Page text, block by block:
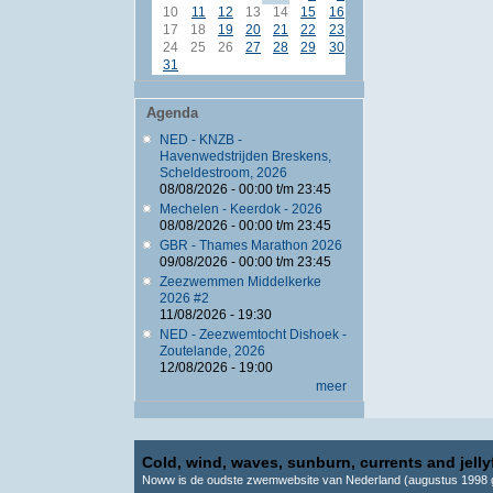
10
11 12 13 14 15
16
17
18 19 20 21 22
23
24
25 26 27 28 29
30
31
Agenda
NED - KNZB -
Havenwedstrijden Breskens,
Scheldestroom, 2026
08/08/2026 - 00:00t/m 23:45
Mechelen - Keerdok - 2026
08/08/2026 - 00:00t/m 23:45
GBR - Thames Marathon 2026
09/08/2026 - 00:00t/m 23:45
Zeezwemmen Middelkerke
2026 #2
11/08/2026 - 19:30
NED - Zeezwemtocht Dishoek -
Zoutelande, 2026
12/08/2026 - 19:00
meer
Cold, wind, waves, sunburn, currents and
Noww is de oudste zwemwebsite van Nederland (augustus 1998